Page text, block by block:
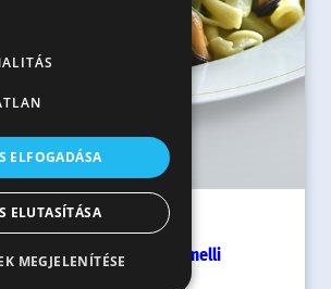
40 perc
parajos, kagylós Gemelli
ELFOGADÁSA
ELUTASÍTÁSA
MEGJELENÍTÉSE